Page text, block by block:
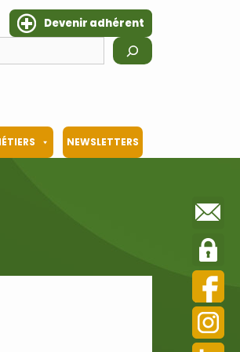
Devenir adhérent
NEWSLETTERS